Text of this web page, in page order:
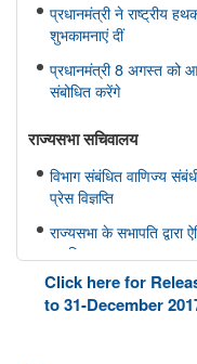
प्रधानमंत्री ने राष्ट्रीय
शुभकामनाएं दीं
प्रधानमंत्री 8 अगस्त को
संबोधित करेंगे
राज्यसभा सचिवालय
विभाग संबंधित वाणिज्य
प्रेस विज्ञप्ति
राज्यसभा के सभापति द्वारा
पर दिए गए भाषण का मूल पाठ
आयुष
Click here for
to 31-December